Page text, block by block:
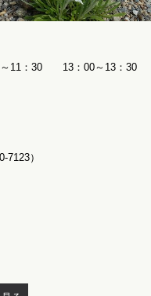
～11：30 13：00～13：30
）